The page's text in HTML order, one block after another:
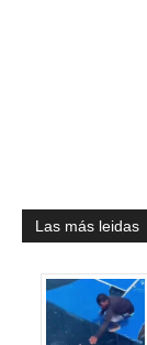
Las más leidas